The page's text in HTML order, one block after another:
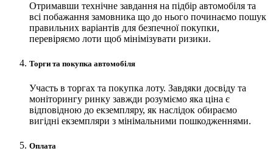
Отримавши технічне завдання на підбір автомобіля та
всі побажання замовника що до нього починаємо пошук
правильних варіантів для безпечної покупки,
перевіряємо лоти щоб мінімізувати ризики.
Торги та покупка автомобіля
Участь в торгах та покупка лоту. Завдяки досвіду та
моніторингу ринку завжди розуміємо яка ціна є
відповідною до екземпляру, як наслідок обираємо
вигідні екземпляри з мінімальними пошкодженнями.
Оплата